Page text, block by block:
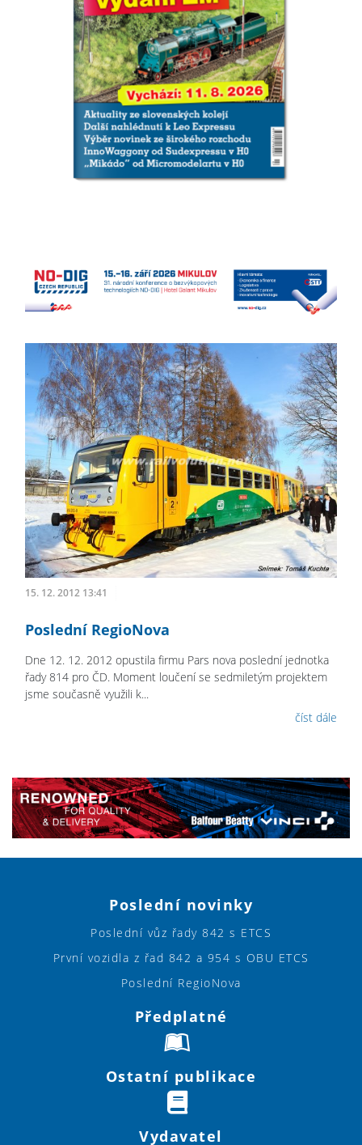
15. 12. 2012 13:41
Poslední RegioNova
Dne 12. 12. 2012 opustila firmu Pars nova poslední jednotka
řady 814 pro ČD. Moment loučení se sedmiletým projektem
jsme současně využili k...
číst dále
Poslední novinky
Poslední vůz řady 842 s ETCS
První vozidla z řad 842 a 954 s OBU ETCS
Poslední RegioNova
Předplatné
Ostatní publikace
Vydavatel